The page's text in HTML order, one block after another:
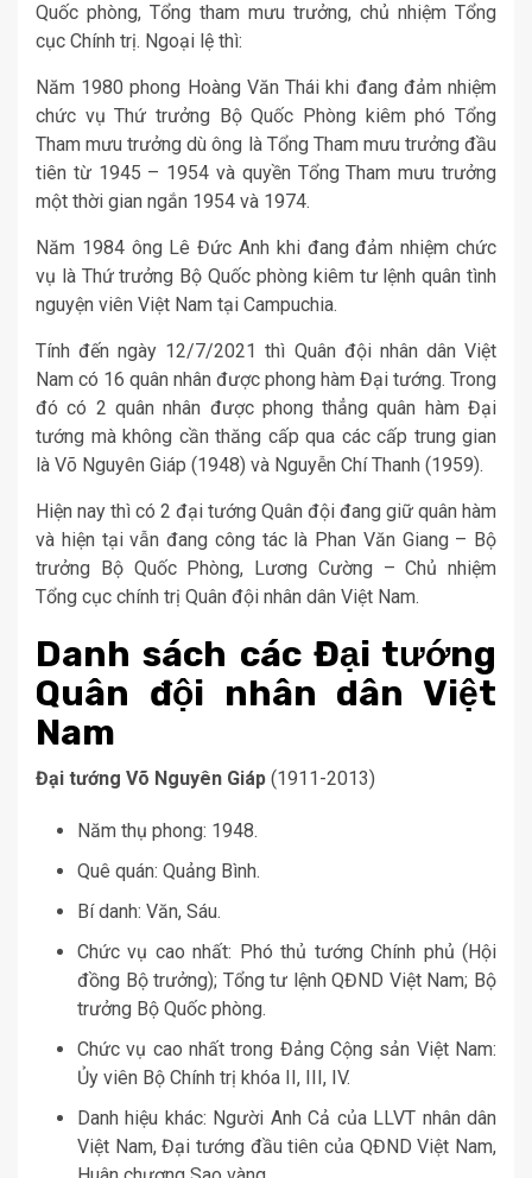
Quốc phòng, Tổng tham mưu trưởng, chủ nhiệm Tổng
cục Chính trị. Ngoại lệ thì:
Năm 1980 phong Hoàng Văn Thái khi đang đảm nhiệm
chức vụ Thứ trưởng Bộ Quốc Phòng kiêm phó Tổng
Tham mưu trưởng dù ông là Tổng Tham mưu trưởng đầu
tiên từ 1945 – 1954 và quyền Tổng Tham mưu trưởng
một thời gian ngắn 1954 và 1974.
Năm 1984 ông Lê Đức Anh khi đang đảm nhiệm chức
vụ là Thứ trưởng Bộ Quốc phòng kiêm tư lệnh quân tình
nguyện viên Việt Nam tại Campuchia.
Tính đến ngày 12/7/2021 thì Quân đội nhân dân Việt
Nam có 16 quân nhân được phong hàm Đại tướng. Trong
đó có 2 quân nhân được phong thẳng quân hàm Đại
tướng mà không cần thăng cấp qua các cấp trung gian
là Võ Nguyên Giáp (1948) và Nguyễn Chí Thanh (1959).
Hiện nay thì có 2 đại tướng Quân đội đang giữ quân hàm
và hiện tại vẫn đang công tác là Phan Văn Giang – Bộ
trưởng Bộ Quốc Phòng, Lương Cường – Chủ nhiệm
Tổng cục chính trị Quân đội nhân dân Việt Nam.
Danh sách các Đại tướng
Quân đội nhân dân Việt
Nam
Đại tướng Võ Nguyên Giáp (1911-2013)
Năm thụ phong: 1948.
Quê quán: Quảng Bình.
Bí danh: Văn, Sáu.
Chức vụ cao nhất: Phó thủ tướng Chính phủ (Hội
đồng Bộ trưởng); Tổng tư lệnh QĐND Việt Nam; Bộ
trưởng Bộ Quốc phòng.
Chức vụ cao nhất trong Đảng Cộng sản Việt Nam:
Ủy viên Bộ Chính trị khóa II, III, IV.
Danh hiệu khác: Người Anh Cả của LLVT nhân dân
Việt Nam, Đại tướng đầu tiên của QĐND Việt Nam,